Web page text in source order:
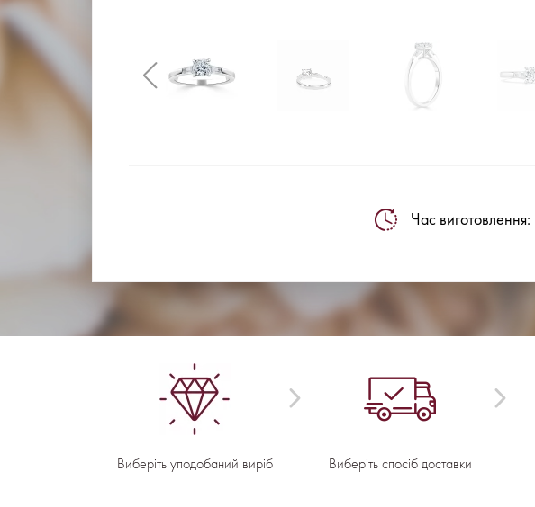
Час виготовлення:
Виберіть уподобаний виріб Виберіть спосіб доставки